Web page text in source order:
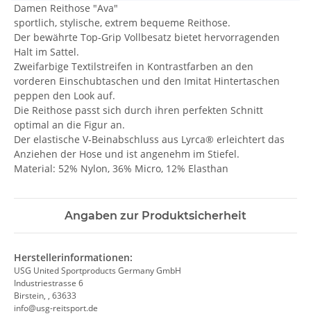
Damen Reithose "Ava"
sportlich, stylische, extrem bequeme Reithose.
Der bewährte Top-Grip Vollbesatz bietet hervorragenden
Halt im Sattel.
Zweifarbige Textilstreifen in Kontrastfarben an den
vorderen Einschubtaschen und den Imitat Hintertaschen
peppen den Look auf.
Die Reithose passt sich durch ihren perfekten Schnitt
optimal an die Figur an.
Der elastische V-Beinabschluss aus Lyrca® erleichtert das
Anziehen der Hose und ist angenehm im Stiefel.
Material: 52% Nylon, 36% Micro, 12% Elasthan
Angaben zur Produktsicherheit
Herstellerinformationen:
USG United Sportproducts Germany GmbH
Industriestrasse 6
Birstein, , 63633
info@usg-reitsport.de